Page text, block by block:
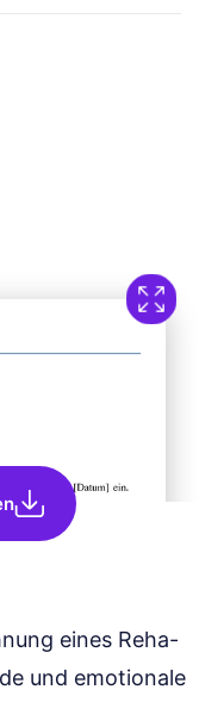
eines Reha-
und emotionale